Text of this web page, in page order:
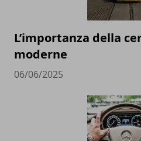
L’importanza della
moderne
06/06/2025